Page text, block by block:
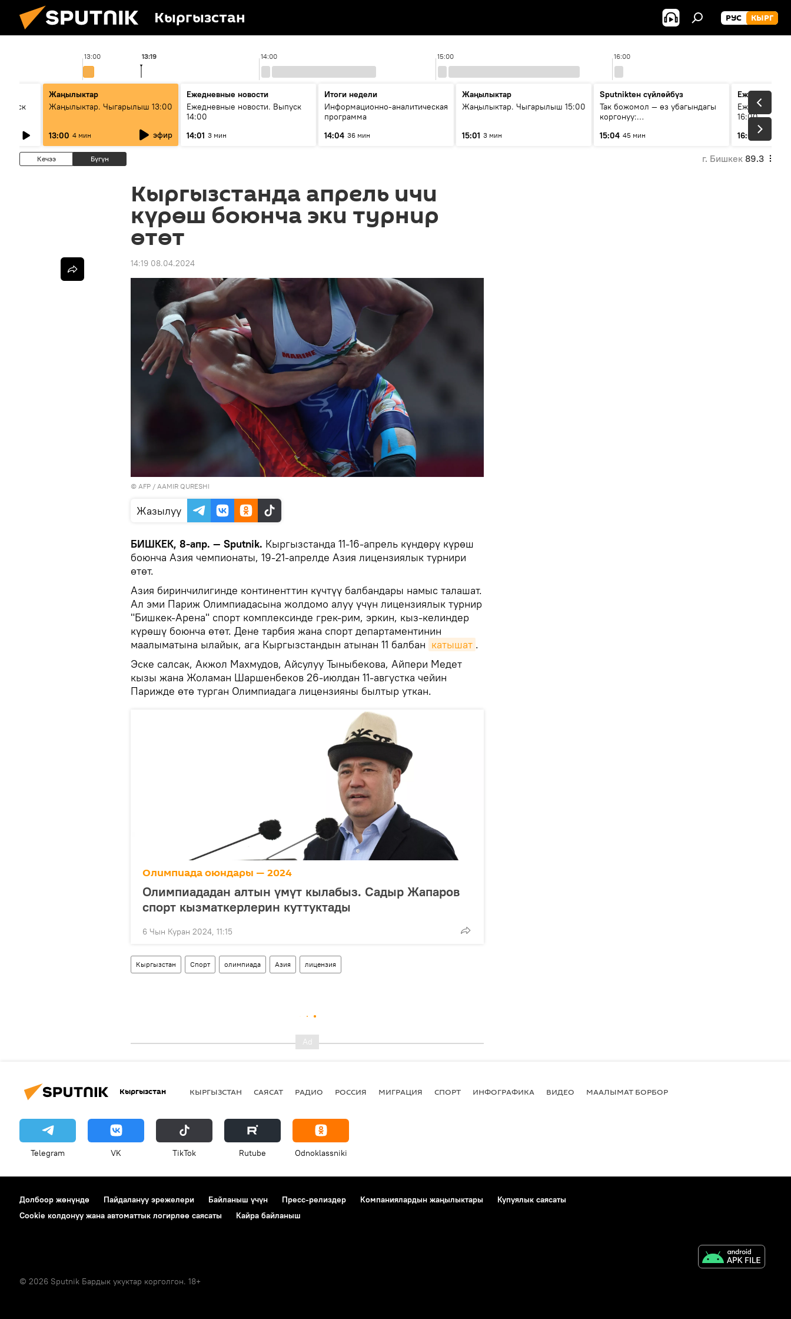
Кыргызстан РУС КЫРГ
13:00 14:00 15:00 16:00
13:19
Жаңылыктар
Жаңылыктар. Чыгарылыш 13:00
13:00 4 мин эфир
Ежедневные новости
Ежедневные новости. Выпуск
14:00
14:01 3 мин
Итоги недели
Информационно-аналитическая
программа
14:04 36 мин
Жаңылыктар
Жаңылыктар. Чыгарылыш 15:00
15:01 3 мин
Sputnikteн сүйлөйбүз
Так божомол — өз убагындагы
коргонуу:
кантип өркүндөтүлүүдө
15:04 45 мин
Ежедневные
Ежедневные
16:00
16:01
3 мин
Кечээ Бүгүн г. Бишкек 89.3
Кыргызстанда апрель ичи
күрөш боюнча эки турнир
өтөт
14:19 08.04.2024
© AFP / AAMIR QURESHI
Жазылуу
БИШКЕК, 8-апр. — Sputnik. Кыргызстанда 11-16-апрель күндөрү күрөш
боюнча Азия чемпионаты, 19-21-апрелде Азия лицензиялык турнири
өтөт.
Азия биринчилигинде континенттин күчтүү балбандары намыс талашат.
Ал эми Париж Олимпиадасына жолдомо алуу үчүн лицензиялык турнир
"Бишкек-Арена" спорт комплексинде грек-рим, эркин, кыз-келиндер
күрөшү боюнча өтөт. Дене тарбия жана спорт департаментинин
маалыматына ылайык, ага Кыргызстандын атынан 11 балбан катышат .
Эске салсак, Акжол Махмудов, Айсулуу Тыныбекова, Айпери Медет
кызы жана Жоламан Шаршенбеков 26-июлдан 11-августка чейин
Парижде өтө турган Олимпиадага лицензияны былтыр уткан.
Олимпиада оюндары — 2024
Олимпиададан алтын үмүт кылабыз. Садыр Жапаров
спорт кызматкерлерин куттуктады
6 Чын Куран 2024, 11:15
Кыргызстан Спорт олимпиада Азия лицензия
Кыргызстан КЫРГЫЗСТАН САЯСАТ РАДИО РОССИЯ МИГРАЦИЯ СПОРТ ИНФОГРАФИКА ВИДЕО МААЛЫМАТ БОРБОР
Telegram VK ТikТоk Rutube Odnoklassniki
Долбоор жөнүндө Пайдалануу эрежелери Байланыш үчүн Пресс-релиздер Компаниялардын жаңылыктары
Купуялык саясаты
Cookie колдонуу жана автоматтык логирлөө саясаты
Кайра байланыш
© 2026 Sputnik Бардык укуктар корголгон. 18+